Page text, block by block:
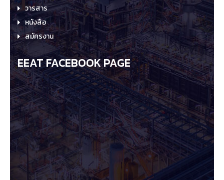
วารสาร
หนังสือ
สมัครงาน
EEAT FACEBOOK PAGE